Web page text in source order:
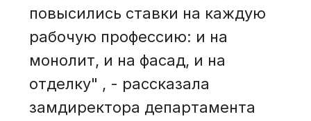
повысились ставки на каждую
рабочую профессию: и на
монолит, и на фасад, и на
отделку" , - рассказала
замдиректора департамента